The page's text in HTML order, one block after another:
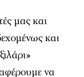
να
Αν είναι